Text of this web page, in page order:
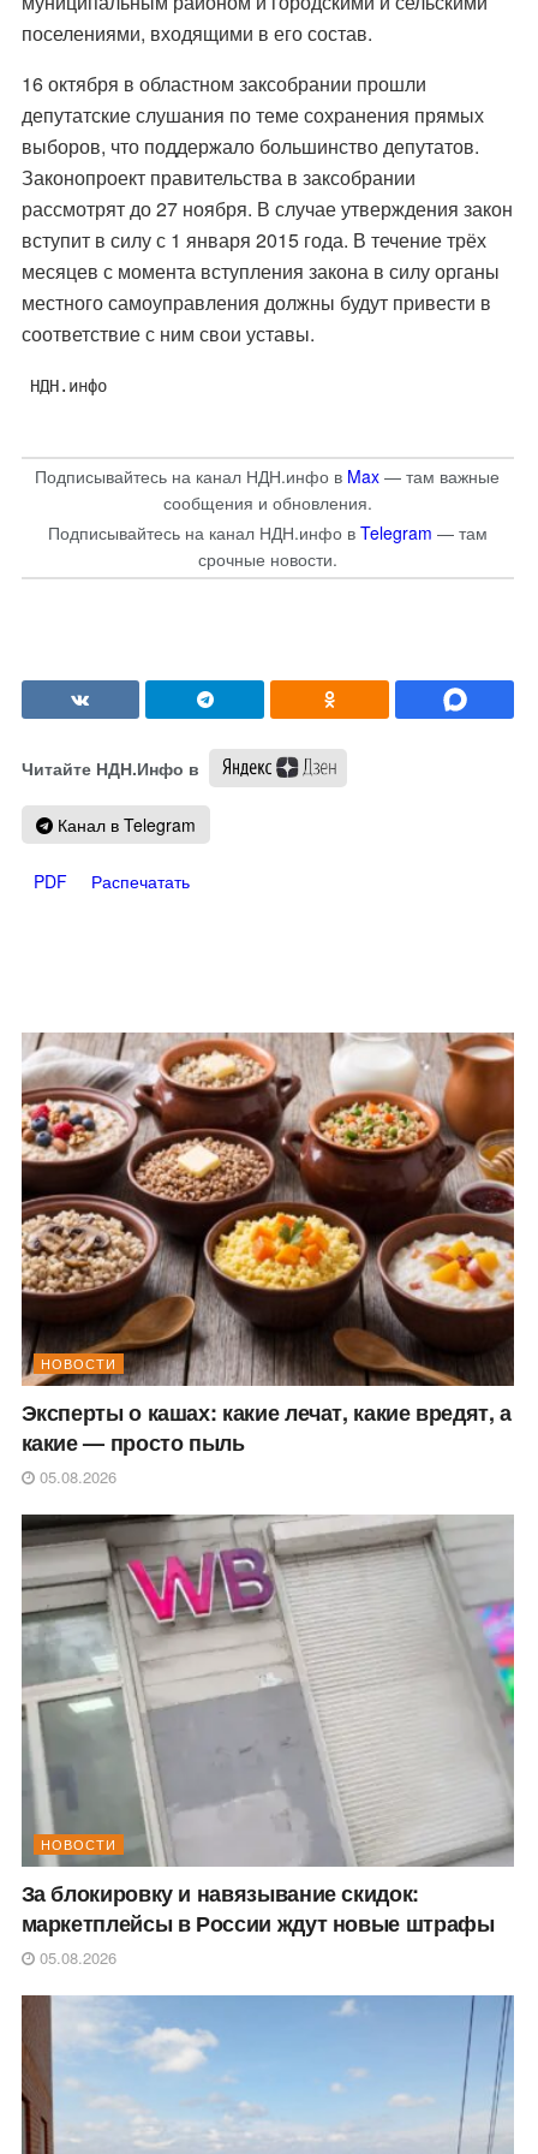
поселениями, входящими в его состав.
16 октября в областном заксобрании прошли
депутатские слушания по теме сохранения прямых
выборов, что поддержало большинство депутатов.
Законопроект правительства в заксобрании
рассмотрят до 27 ноября. В случае утверждения закон
вступит в силу с 1 января 2015 года. В течение трёх
месяцев с момента вступления закона в силу органы
местного самоуправления должны будут привести в
соответствие с ним свои уставы.
НДН.инфо
Подписывайтесь на канал НДН.инфо в Max — там важные
сообщения и обновления.
Подписывайтесь на канал НДН.инфо в Telegram — там
срочные новости.
Читайте НДН.Инфо в
Канал в Telegram
PDF Распечатать
НОВОСТИ
Эксперты о кашах: какие лечат, какие вредят, а
какие — просто пыль
05.08.2026
НОВОСТИ
За блокировку и навязывание скидок:
маркетплейсы в России ждут новые штрафы
05.08.2026